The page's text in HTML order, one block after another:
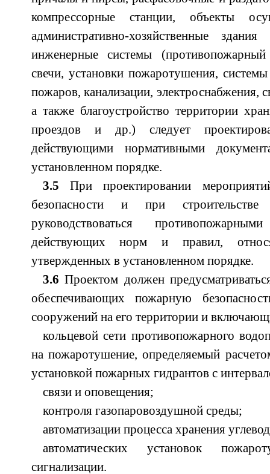
компрессорные станции, объекты
административно-хозяйственные
инженерные системы
свечи, установки пожаротушения,
пожаров, канализации, электроснабжения,
а также благоустройство территории
проездов и др.) следует
действующими нормативными
установленном порядке.
3.5 При проектировании
безопасности и при строительстве
руководствоваться
действующих норм и правил,
утвержденных в установленном порядке.
3.6 Проектом должен
обеспечивающих пожарную
сооружений на его территории и
кольцевой сети противопожарного
на пожаротушение, определяемый
установкой пожарных гидрантов с
связи и оповещения;
контроля газопаровоздушной среды;
автоматизации процесса хранения
автоматических установок
сигнализации.